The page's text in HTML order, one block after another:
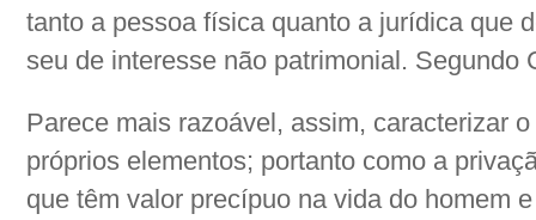
tanto a pessoa física quanto a jurídica que
seu de interesse não patrimonial. Segundo
Parece mais razoável, assim, caracterizar
próprios elementos; portanto como a
que têm valor precípuo na vida do homem